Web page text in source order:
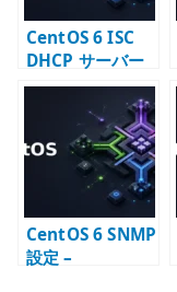
CentOS 6 ISC
DHCP サーバー
構築 –
dhcpd.conf と
配布設定
CentOS 6 SNMP
設定 –